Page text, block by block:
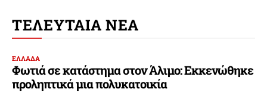
ΤΕΛΕΥΤΑΙΑ ΝΕΑ
ΕΛΛΑΔΑ
Φωτιά σε κατάστημα στον Άλιμο: Εκκενώθηκε
προληπτικά μια πολυκατοικία